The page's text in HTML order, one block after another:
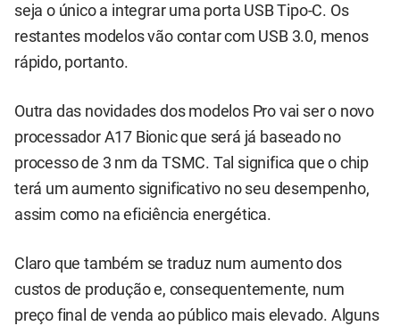
seja o único a integrar uma porta USB Tipo-C. Os
restantes modelos vão contar com USB 3.0, menos
rápido, portanto.
Outra das novidades dos modelos Pro vai ser o novo
processador A17 Bionic que será já baseado no
processo de 3 nm da TSMC. Tal significa que o chip
terá um aumento significativo no seu desempenho,
assim como na eficiência energética.
Claro que também se traduz num aumento dos
custos de produção e, consequentemente, num
preço final de venda ao público mais elevado. Alguns